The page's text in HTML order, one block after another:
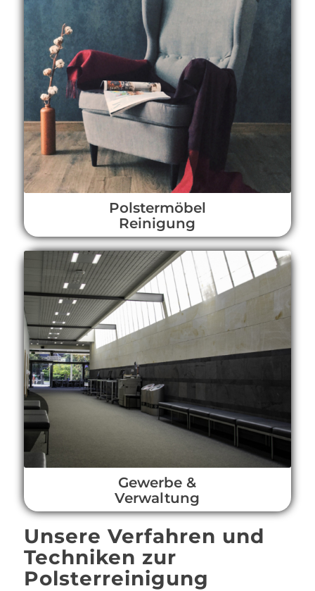
Polstermöbel
Reinigung
Gewerbe &
Verwaltung
Unsere Verfahren und
Techniken zur
Polsterreinigung